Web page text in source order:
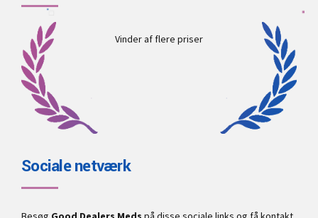
Vinder af flere priser
Sociale netværk